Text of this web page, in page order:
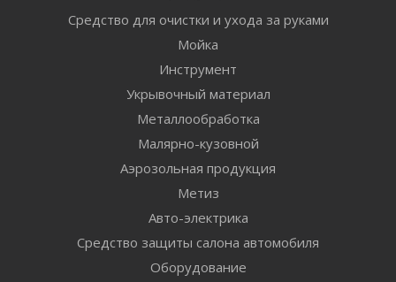
Средство для очистки и ухода за руками
Мойка
Инструмент
Укрывочный материал
Металлообработка
Малярно-кузовной
Аэрозольная продукция
Метиз
Авто-электрика
Средство защиты салона автомобиля
Оборудование